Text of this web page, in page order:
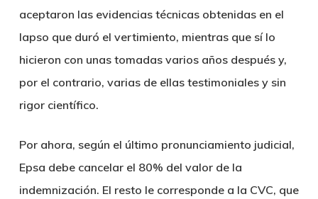
aceptaron las evidencias técnicas obtenidas en el
lapso que duró el vertimiento, mientras que sí lo
hicieron con unas tomadas varios años después y,
por el contrario, varias de ellas testimoniales y sin
rigor científico.
Por ahora, según el último pronunciamiento judicial,
Epsa debe cancelar el 80% del valor de la
indemnización. El resto le corresponde a la CVC, que